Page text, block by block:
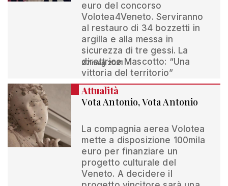
euro del concorso
Volotea4Veneto. Serviranno
al restauro di 34 bozzetti in
argilla e alla messa in
sicurezza di tre gessi. La
direttrice Mascotto: “Una
vittoria del territorio”
27 mag 2021
Attualità
Vota Antonio, Vota Antonio
La compagnia aerea Volotea
mette a disposizione 100mila
euro per finanziare un
progetto culturale del
Veneto. A decidere il